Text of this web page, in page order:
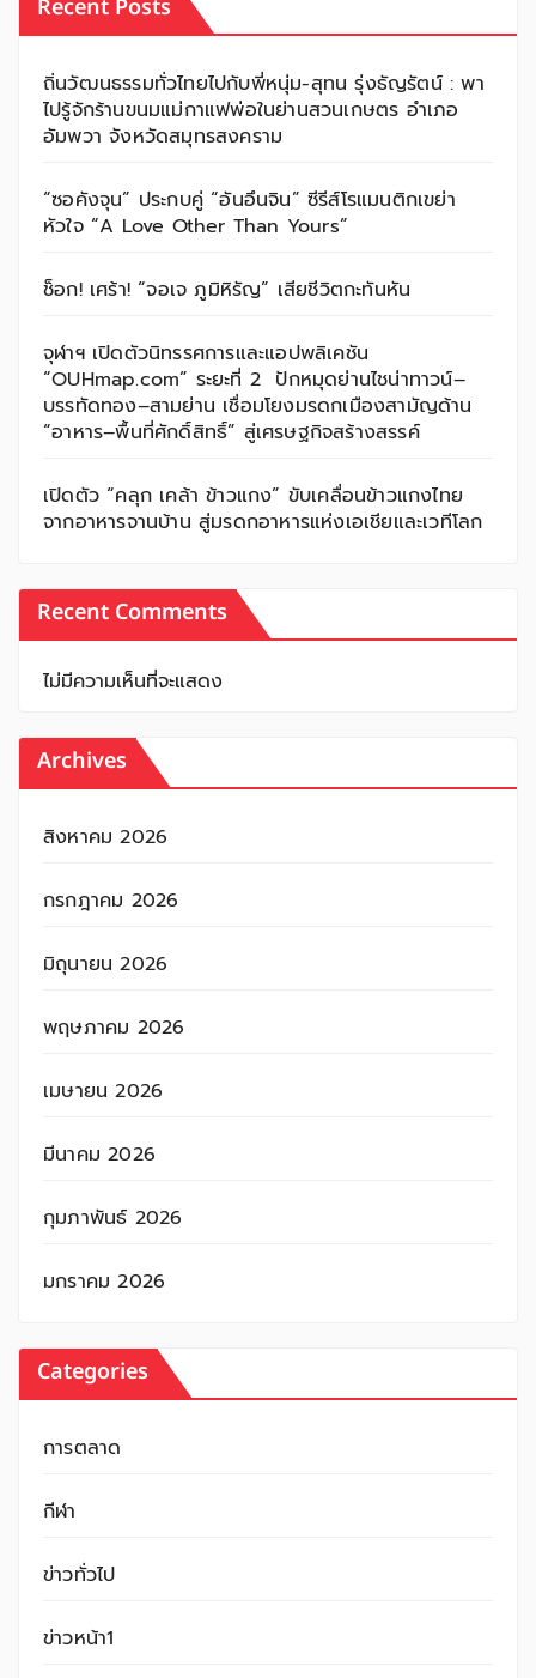
Recent Posts
ถิ่นวัฒนธรรมทั่วไทยไปกับพี่หนุ่ม-สุทน รุ่งธัญรัตน์ : พา
ไปรู้จักร้านขนมแม่กาแฟพ่อในย่านสวนเกษตร อำเภอ
อัมพวา จังหวัดสมุทรสงคราม
“ซอคังจุน” ประกบคู่ “อันอึนจิน” ซีรีส์โรแมนติกเขย่า
หัวใจ “A Love Other Than Yours”
ช็อก! เศร้า! “จอเจ ภูมิหิรัญ” เสียชีวิตกะทันหัน
จุฬาฯ เปิดตัวนิทรรศการและแอปพลิเคชัน
“OUHmap.com” ระยะที่ 2 ปักหมุดย่านไชน่าทาวน์–
บรรทัดทอง–สามย่าน เชื่อมโยงมรดกเมืองสามัญด้าน
“อาหาร–พื้นที่ศักดิ์สิทธิ์” สู่เศรษฐกิจสร้างสรรค์
เปิดตัว “คลุก เคล้า ข้าวแกง” ขับเคลื่อนข้าวแกงไทย
จากอาหารจานบ้าน สู่มรดกอาหารแห่งเอเชียและเวทีโลก
Recent Comments
ไม่มีความเห็นที่จะแสดง
Archives
สิงหาคม 2026
กรกฎาคม 2026
มิถุนายน 2026
พฤษภาคม 2026
เมษายน 2026
มีนาคม 2026
กุมภาพันธ์ 2026
มกราคม 2026
Categories
การตลาด
กีฬา
ข่าวทั่วไป
ข่าวหน้า1